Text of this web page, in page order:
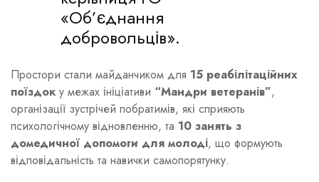
«Об’єднання
добровольців».
Простори стали майданчиком для 15 реабілітаційних
поїздок у межах ініціативи “Мандри ветеранів”,
організації зустрічей побратимів, які сприяють
психологічному відновленню, та 10 занять з
домедичної допомоги для молоді, що формують
відповідальність та навички самопорятунку.